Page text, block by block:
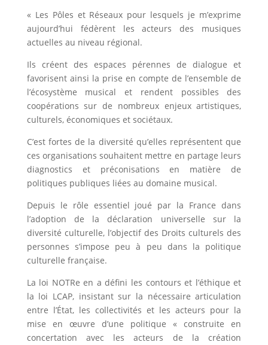
« Les Pôles et Réseaux pour lesquels je m’exprime
aujourd’hui fédèrent les acteurs des musiques
actuelles au niveau régional.
Ils créent des espaces pérennes de dialogue et
favorisent ainsi la prise en compte de l’ensemble de
l’écosystème musical et rendent possibles des
coopérations sur de nombreux enjeux artistiques,
culturels, économiques et sociétaux.
C’est fortes de la diversité qu’elles représentent que
ces organisations souhaitent mettre en partage leurs
diagnostics et préconisations en matière de
politiques publiques liées au domaine musical.
Depuis le rôle essentiel joué par la France dans
l’adoption de la déclaration universelle sur la
diversité culturelle, l’objectif des Droits culturels des
personnes s’impose peu à peu dans la politique
culturelle française.
La loi NOTRe en a défini les contours et l’éthique et
la loi LCAP, insistant sur la nécessaire articulation
entre l’État, les collectivités et les acteurs pour la
mise en œuvre d’une politique « construite en
concertation avec les acteurs de la création